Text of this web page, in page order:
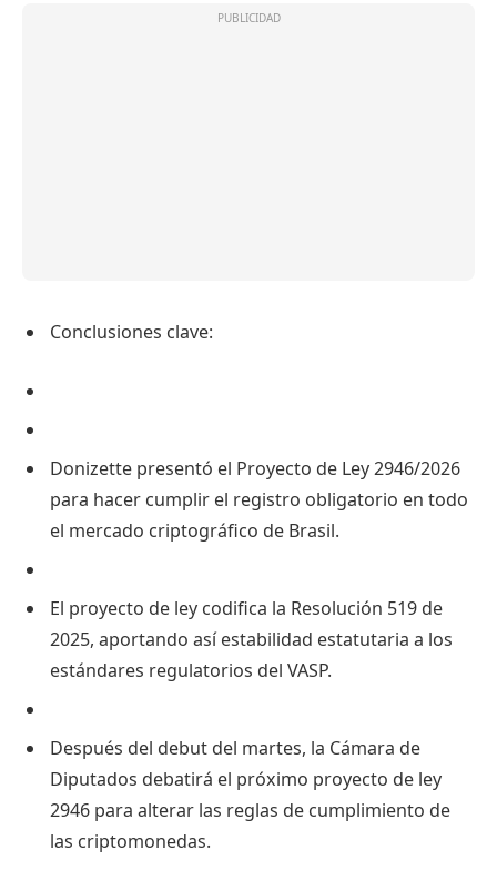
Conclusiones clave:
Donizette presentó el Proyecto de Ley 2946/2026
para hacer cumplir el registro obligatorio en todo
el mercado criptográfico de Brasil.
El proyecto de ley codifica la Resolución 519 de
2025, aportando así estabilidad estatutaria a los
estándares regulatorios del VASP.
Después del debut del martes, la Cámara de
Diputados debatirá el próximo proyecto de ley
2946 para alterar las reglas de cumplimiento de
las criptomonedas.